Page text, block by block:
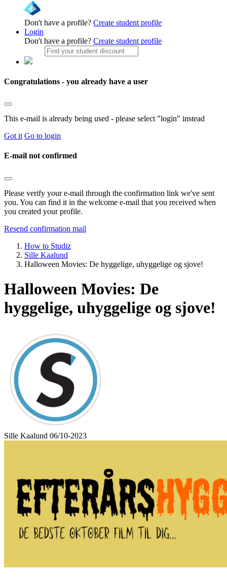
Don't have a profile? Create student profile
Login
Don't have a profile? Create student profile
Congratulations - you already have a user
This e-mail is already being used - please select "login" instead
Got it Go to login
E-mail not confirmed
Please verify your e-mail through the confirmation link we've sent
you. You can find it in the welcome e-mail that you received when
you created your profile.
Resend confirmation mail
How to Studiz
Sille Kaalund
Halloween Movies: De hyggelige, uhyggelige og sjove!
Halloween Movies: De
hyggelige, uhyggelige og sjove!
Sille Kaalund 06/10-2023